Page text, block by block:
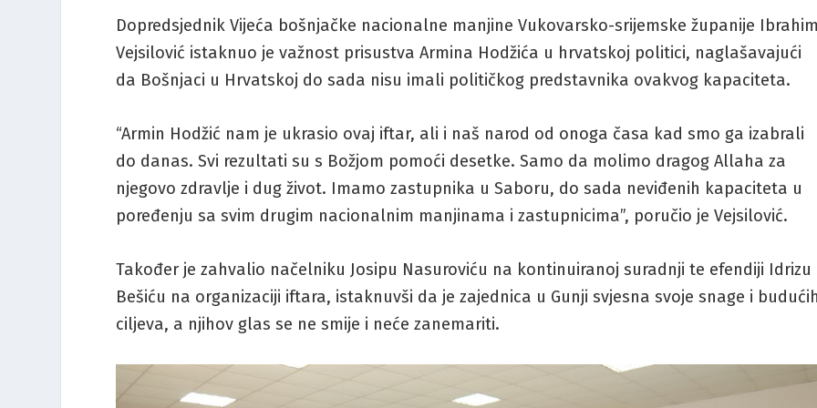
Dopredsjednik Vijeća bošnjačke nacionalne manjine Vukovarsko-srijemske županije
Vejsilović istaknuo je važnost prisustva Armina Hodžića u hrvatskoj politici, naglašavajući
da Bošnjaci u Hrvatskoj do sada nisu imali političkog predstavnika ovakvog kapaciteta.
“Armin Hodžić nam je ukrasio ovaj iftar, ali i naš narod od onoga časa kad smo ga izabrali
do danas. Svi rezultati su s Božjom pomoći desetke. Samo da molimo dragog Allaha za
njegovo zdravlje i dug život. Imamo zastupnika u Saboru, do sada neviđenih kapaciteta u
poređenju sa svim drugim nacionalnim manjinama i zastupnicima”, poručio je Vejsilović.
Također je zahvalio načelniku Josipu Nasuroviću na kontinuiranoj suradnji te efendiji Idrizu
Bešiću na organizaciji iftara, istaknuvši da je zajednica u Gunji svjesna svoje snage i
ciljeva, a njihov glas se ne smije i neće zanemariti.